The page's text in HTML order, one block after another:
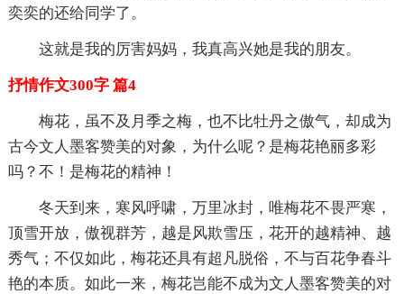
奕奕的还给同学了。
这就是我的厉害妈妈，我真高兴她是我的朋友。
抒情作文300字 篇4
梅花，虽不及月季之梅，也不比牡丹之傲气，却成为
古今文人墨客赞美的对象，为什么呢？是梅花艳丽多彩
吗？不！是梅花的精神！
冬天到来，寒风呼啸，万里冰封，唯梅花不畏严寒，
顶雪开放，傲视群芳，越是风欺雪压，花开的越精神、越
秀气；不仅如此，梅花还具有超凡脱俗，不与百花争春斗
艳的本质。如此一来，梅花岂能不成为文人墨客赞美的对